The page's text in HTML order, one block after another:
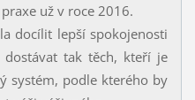
už v roce 2016.
docílit lepší spokojenosti
tak těch, kteří je
systém, podle kterého by